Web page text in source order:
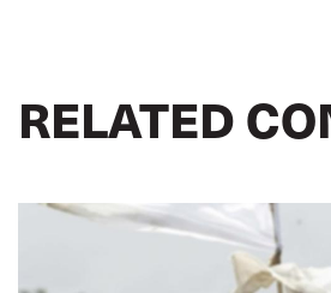
RELATED